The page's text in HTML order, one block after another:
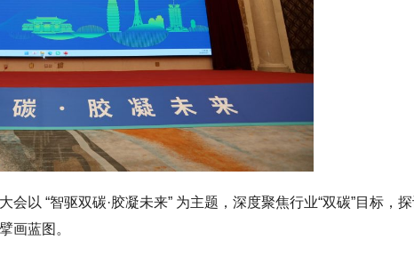
以 “智驱双碳·胶凝未来” 为主题，深度聚焦行业“双碳”目标，
画蓝图。